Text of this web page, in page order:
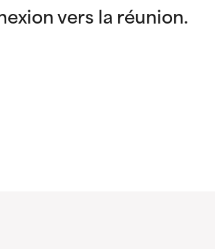
vers la réunion.